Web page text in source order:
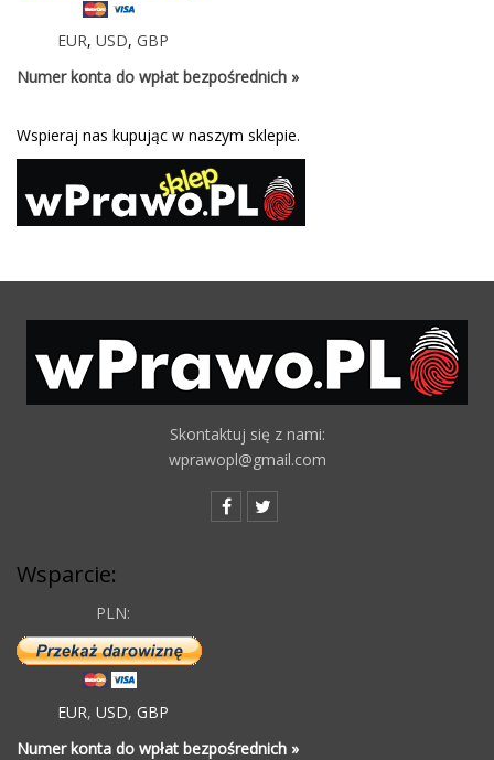
EUR, USD, GBP
Numer konta do wpłat bezpośrednich »
Wspieraj nas kupując w naszym sklepie.
Skontaktuj się z nami:
wprawopl@gmail.com
Wsparcie:
PLN:
EUR, USD, GBP
Numer konta do wpłat bezpośrednich »